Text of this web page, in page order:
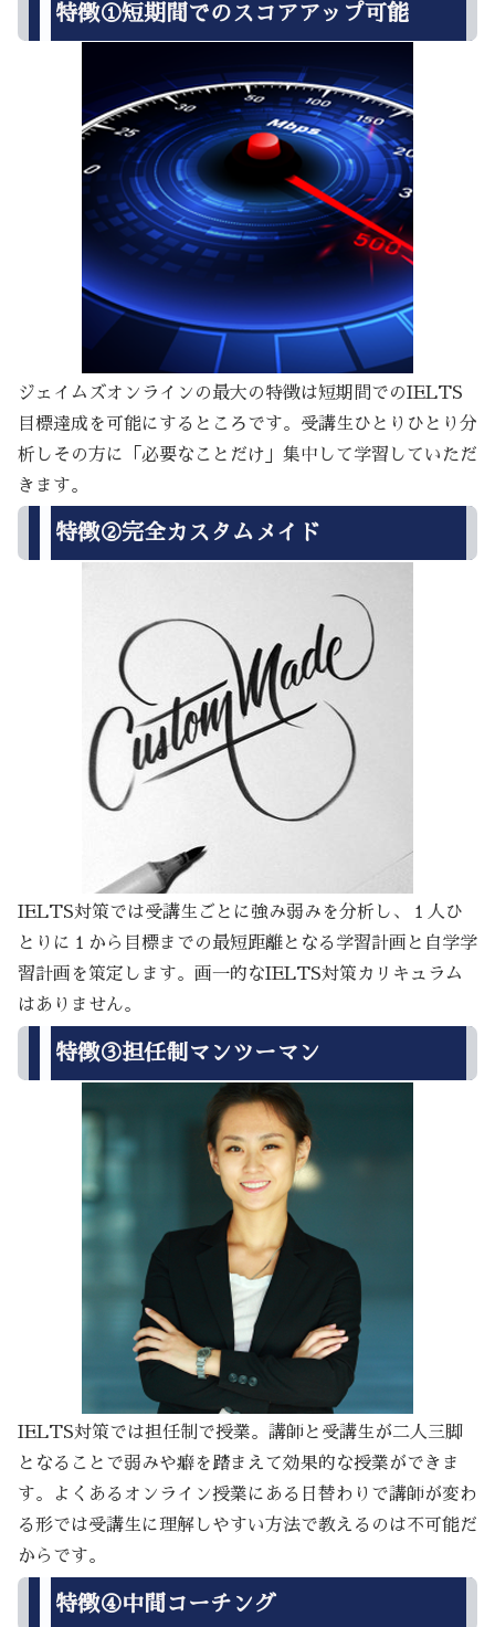
特徴①短期間でのスコアアップ可能
ジェイムズオンラインの最大の特徴は短期間でのIELTS
目標達成を可能にするところです。受講生ひとりひとり分
析しその方に「必要なことだけ」集中して学習していただ
きます。
特徴②完全カスタムメイド
IELTS対策では受講生ごとに強み弱みを分析し、１人ひ
とりに１から目標までの最短距離となる学習計画と自学学
習計画を策定します。画一的なIELTS対策カリキュラム
はありません。
特徴③担任制マンツーマン
IELTS対策では担任制で授業。講師と受講生が二人三脚
となることで弱みや癖を踏まえて効果的な授業ができま
す。よくあるオンライン授業にある日替わりで講師が変わ
る形では受講生に理解しやすい方法で教えるのは不可能だ
からです。
特徴④中間コーチング